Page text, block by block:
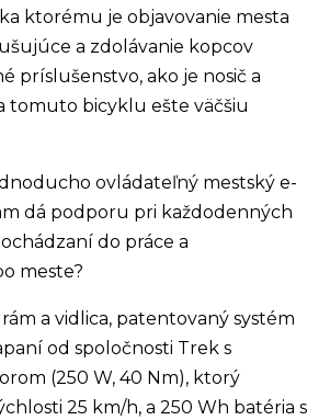
ktorému je objavovanie mesta
a zdolávanie kopcov
príslušenstvo, ako je nosič a
tomuto bicyklu ešte väčšiu
ovládateľný mestský e-
dá podporu pri každodenných
do práce a
meste?
a vidlica, patentovaný systém
od spoločnosti Trek s
(250 W, 40 Nm), ktorý
25 km/h, a 250 Wh batéria s